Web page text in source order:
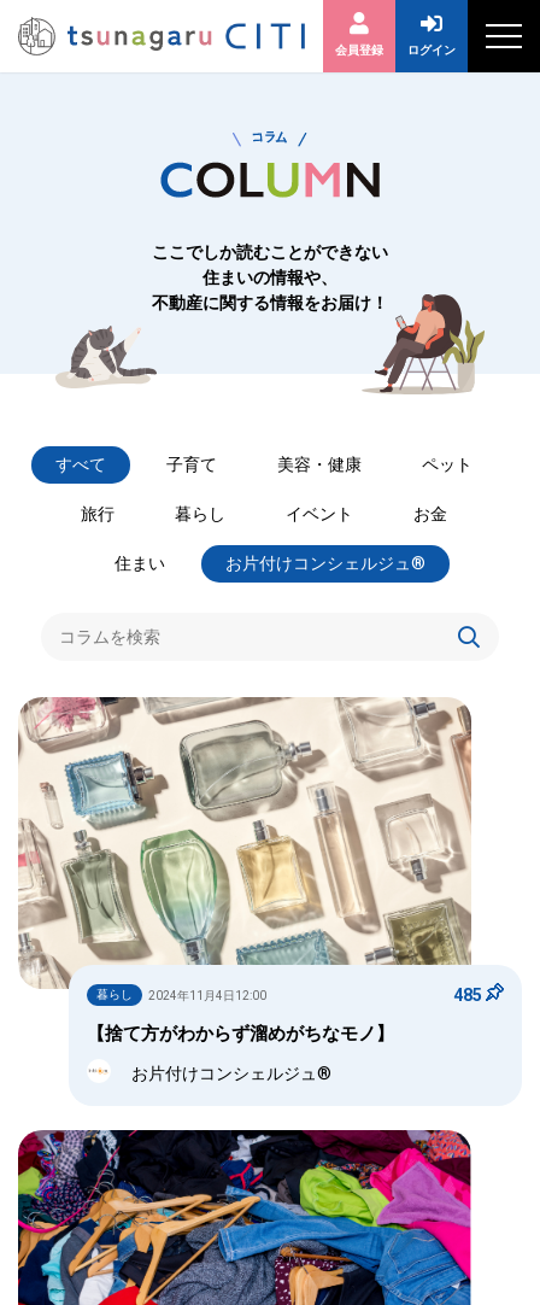
会員登録 ログイン
ここでしか読むことができない
住まいの情報や、
不動産に関する情報をお届け！
すべて 子育て 美容・健康 ペット
旅行 暮らし イベント お金
住まい お片付けコンシェルジュ®
暮らし 2024年11月4日12:00 485
【捨て方がわからず溜めがちなモノ】
お片付けコンシェルジュ®